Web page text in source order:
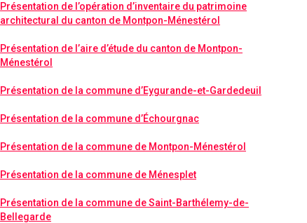
Présentation de l’opération d’inventaire du patrimoine
architectural du canton de Montpon-Ménestérol
Présentation de l’aire d’étude du canton de Montpon-
Ménestérol
Présentation de la commune d’Eygurande-et-Gardedeuil
Présentation de la commune d’Échourgnac
Présentation de la commune de Montpon-Ménestérol
Présentation de la commune de Ménesplet
Présentation de la commune de Saint-Barthélemy-de-
Bellegarde